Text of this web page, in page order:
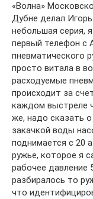
«Волна»
Дубне делал
небольшая серия,
первый телефон с
пневматического
просто витала в
расходуемые
происходит за
каждом выстреле
же, надо сказать
закачкой воды
поднимается с 20
ружье, которое я
рабочее давление
разбиралось то
что